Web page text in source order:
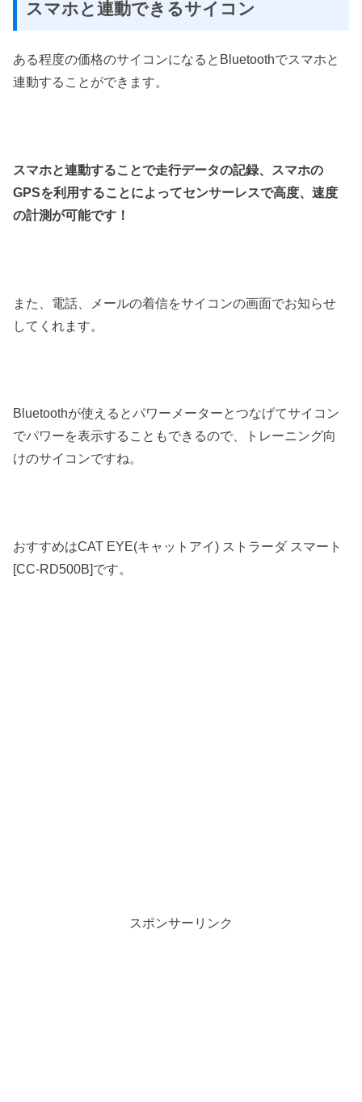
スマホと連動できるサイコン
ある程度の価格のサイコンになるとBluetoothでスマホと
連動することができます。
スマホと連動することで走行データの記録、スマホの
GPSを利用することによってセンサーレスで高度、速度
の計測が可能です！
また、電話、メールの着信をサイコンの画面でお知らせ
してくれます。
Bluetoothが使えるとパワーメーターとつなげてサイコン
でパワーを表示することもできるので、トレーニング向
けのサイコンですね。
おすすめはCAT EYE(キャットアイ) ストラーダ スマート
[CC-RD500B]です。
スポンサーリンク